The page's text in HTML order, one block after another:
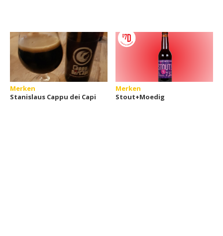
Merken
Stanislaus Cappu dei Capi
Merken
Stout+Moedig